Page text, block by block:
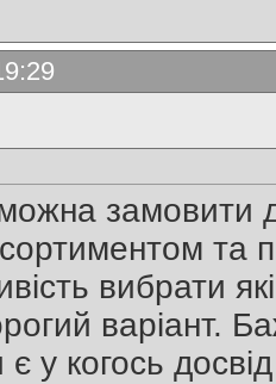
замовити
та
вибрати
варіант.
є у когось